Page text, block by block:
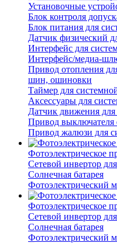
Установочные
Блок контроля
Блок питания для
Датчик физический
Интерфейс для
Интерфейс/медиа-
Привод отопления
шин, ошиновки
Таймер для
Аксессуары для
Датчик движения
Привод
Привод жалюзи для
Фотоэлектрическое
Сетевой инвертор
Солнечная батарея
Фотоэлектрический
Фотоэлектрическое
Сетевой инвертор
Солнечная батарея
Фотоэлектрический